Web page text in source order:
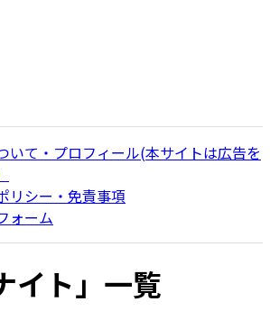
いて・プロフィール(本サイトは広告を
リシー・免責事項
ォーム
イト」 一覧